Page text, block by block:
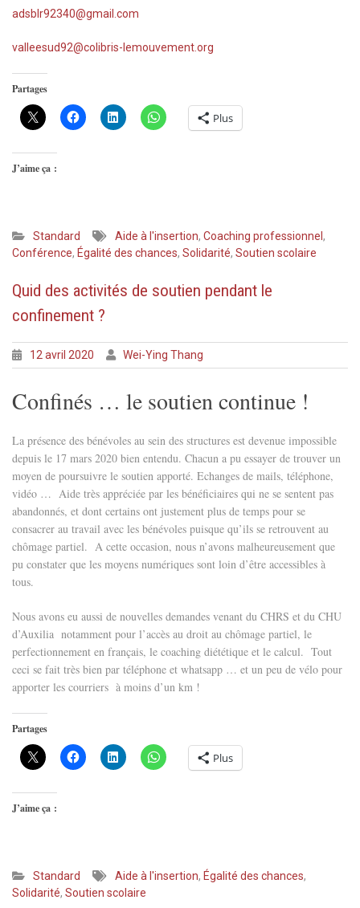
adsblr92340@gmail.com
valleesud92@colibris-lemouvement.org
Partages
Plus
J’aime ça :
Standard Aide à l'insertion, Coaching professionnel,
Conférence, Égalité des chances, Solidarité, Soutien scolaire
Quid des activités de soutien pendant le
confinement ?
12 avril 2020 Wei-Ying Thang
Confinés … le soutien continue !
La présence des bénévoles au sein des structures est devenue impossible
depuis le 17 mars 2020 bien entendu. Chacun a pu essayer de trouver un
moyen de poursuivre le soutien apporté. Echanges de mails, téléphone,
vidéo … Aide très appréciée par les bénéficiaires qui ne se sentent pas
abandonnés, et dont certains ont justement plus de temps pour se
consacrer au travail avec les bénévoles puisque qu’ils se retrouvent au
chômage partiel. A cette occasion, nous n’avons malheureusement que
pu constater que les moyens numériques sont loin d’être accessibles à
tous.
Nous avons eu aussi de nouvelles demandes venant du CHRS et du CHU
d’Auxilia notamment pour l’accès au droit au chômage partiel, le
perfectionnement en français, le coaching diététique et le calcul. Tout
ceci se fait très bien par téléphone et whatsapp … et un peu de vélo pour
apporter les courriers à moins d’un km !
Partages
Plus
J’aime ça :
Standard Aide à l'insertion, Égalité des chances,
Solidarité, Soutien scolaire